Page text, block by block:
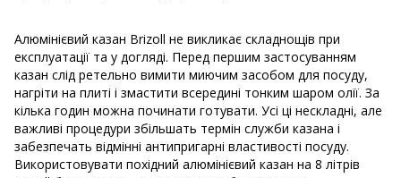
Алюмінієвий казан Brizoll не викликає складнощів при
експлуатації та у догляді. Перед першим застосуванням
казан слід ретельно вимити миючим засобом для посуду,
нагріти на плиті і змастити всередині тонким шаром олії. За
кілька годин можна починати готувати. Усі ці нескладні, але
важливі процедури збільшать термін служби казана і
забезпечать відмінні антипригарні властивості посуду.
Використовувати похідний алюмінієвий казан на 8 літрів